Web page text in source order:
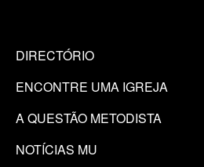
DIRECTÓRIO
ENCONTRE UMA IGREJA
A QUESTÃO METODISTA
NOTÍCIAS MU